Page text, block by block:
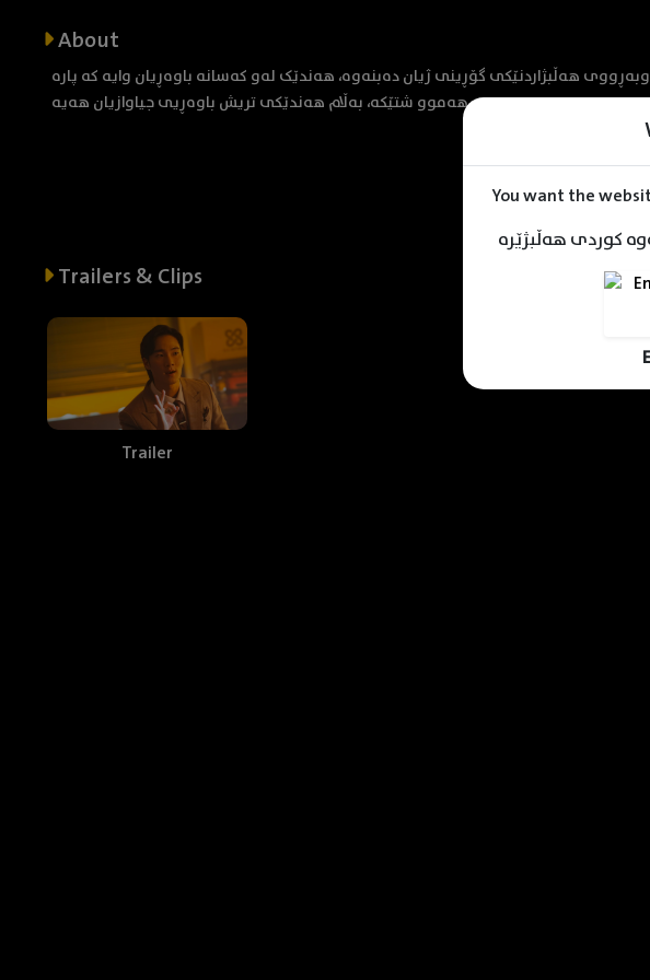
You want the
کوردی هەڵبژێرە
About
هەڵبژاردنێکی گۆڕینی ژیان دەبنەوە، هەندێک لەو کەسانە باوەڕیان وایە کە پارە
هەموو شتێکە، بەڵام هەندێکی تریش باوەڕیی جیاوازیان هەیە...
Trailers & Clips
Trailer